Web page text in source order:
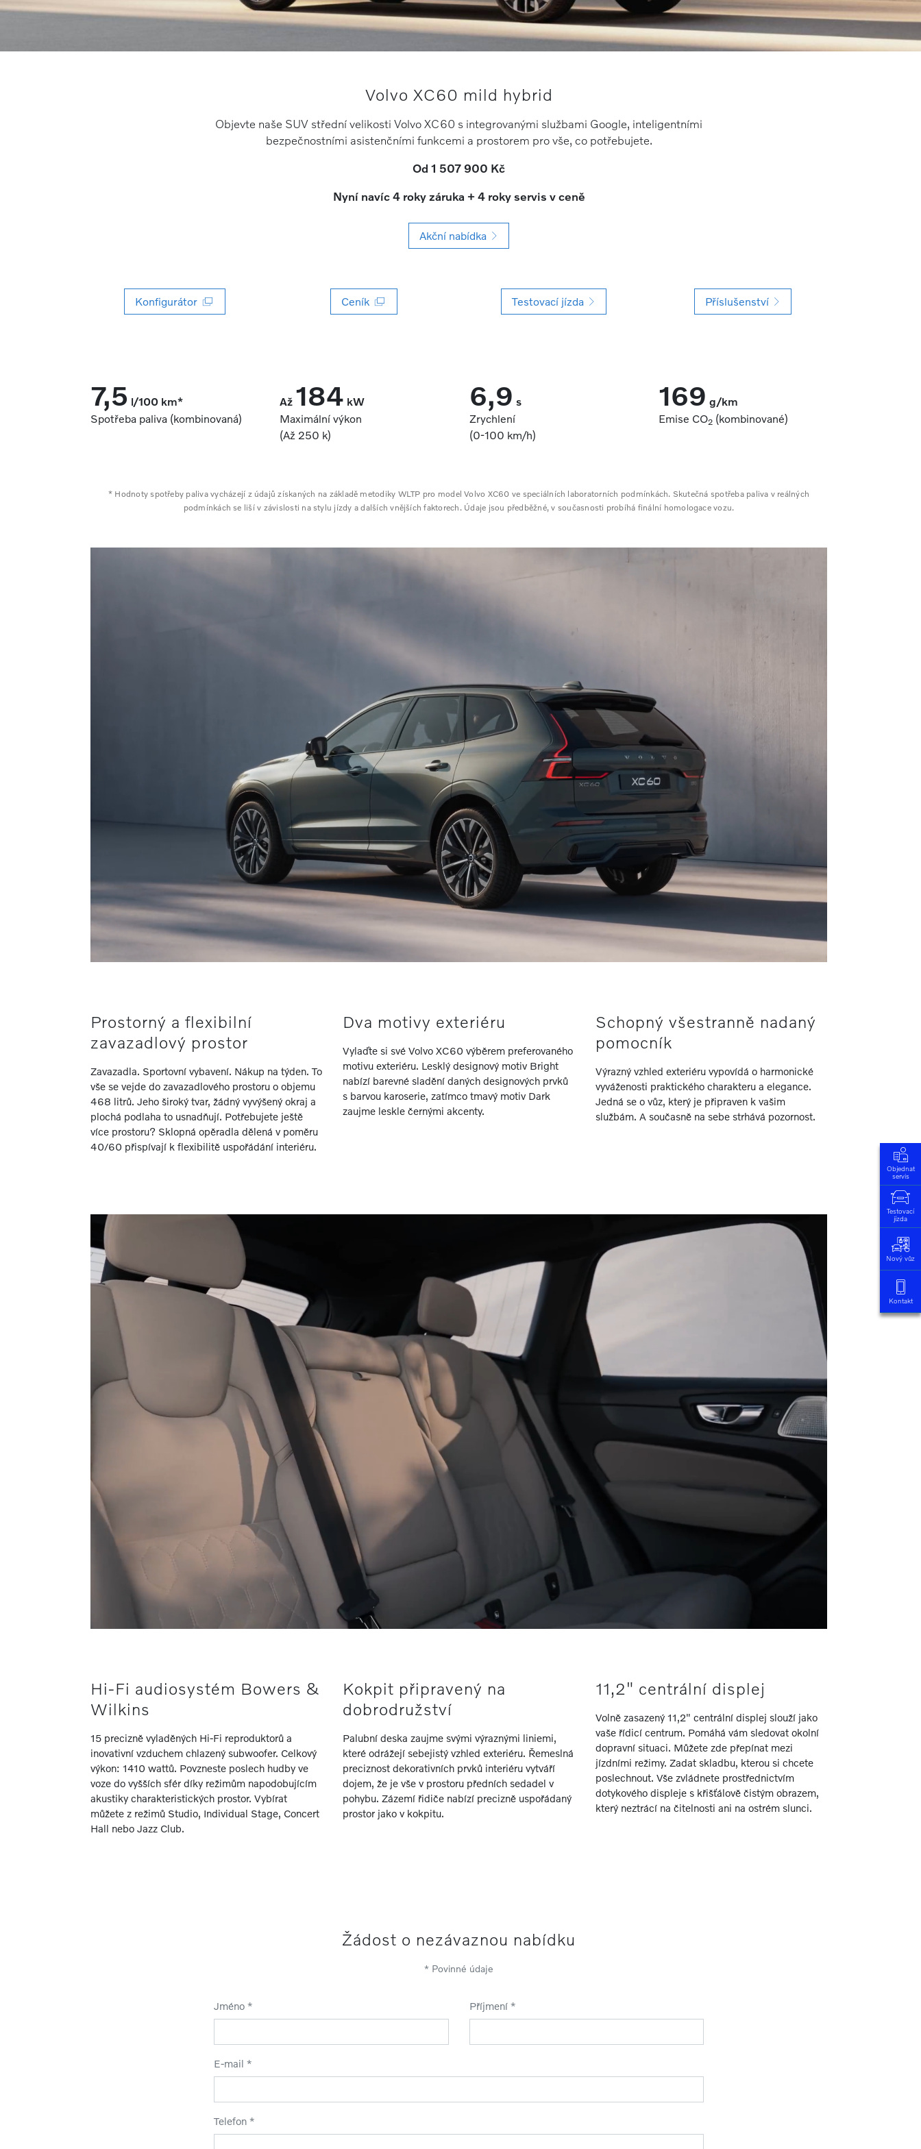
Volvo XC60 mild hybrid
Objevte naše SUV střední velikosti Volvo XC60 s integrovanými službami Google, inteligentními
bezpečnostními asistenčními funkcemi a prostorem pro vše, co potřebujete.
Od 1 507 900 Kč
Nyní navíc 4 roky záruka + 4 roky servis v ceně
Akční nabídka
Konfigurátor Ceník Testovací jízda Příslušenství
7,5 l/100 km*
Spotřeba paliva (kombinovaná)
Až 184 kW
Maximální výkon
(Až 250 k)
6,9 s
Zrychlení
(0‑100 km/h)
169 g/km
Emise CO2(kombinované)
* Hodnoty spotřeby paliva vycházejí z údajů získaných na základě metodiky WLTP pro model Volvo XC60 ve speciálních laboratorních podmínkách. Skutečná spotřeba paliva v reálných
podmínkách se liší v závislosti na stylu jízdy a dalších vnějších faktorech. Údaje jsou předběžné, v současnosti probíhá finální homologace vozu.
Prostorný a flexibilní
zavazadlový prostor
Zavazadla. Sportovní vybavení. Nákup na týden. To
vše se vejde do zavazadlového prostoru o objemu
468 litrů. Jeho široký tvar, žádný vyvýšený okraj a
plochá podlaha to usnadňují. Potřebujete ještě
více prostoru? Sklopná opěradla dělená v poměru
40/60 přispívají k flexibilitě uspořádání interiéru.
Dva motivy exteriéru
Vylaďte si své Volvo XC60 výběrem preferovaného
motivu exteriéru. Lesklý designový motiv Bright
nabízí barevné sladění daných designových prvků
s barvou karoserie, zatímco tmavý motiv Dark
zaujme leskle černými akcenty.
Schopný všestranně nadaný
pomocník
Výrazný vzhled exteriéru vypovídá o harmonické
vyváženosti praktického charakteru a elegance.
Jedná se o vůz, který je připraven k vašim
službám. A současně na sebe strhává pozornost.
Hi-Fi audiosystém Bowers &
Wilkins
15 precizně vyladěných Hi-Fi reproduktorů a
inovativní vzduchem chlazený subwoofer. Celkový
výkon: 1410 wattů. Povzneste poslech hudby ve
voze do vyšších sfér díky režimům napodobujícím
akustiky charakteristických prostor. Vybírat
můžete z režimů Studio, Individual Stage, Concert
Hall nebo Jazz Club.
Kokpit připravený na
dobrodružství
Palubní deska zaujme svými výraznými liniemi,
které odrážejí sebejistý vzhled exteriéru. Řemeslná
preciznost dekorativních prvků interiéru vytváří
dojem, že je vše v prostoru předních sedadel v
pohybu. Zázemí řidiče nabízí precizně uspořádaný
prostor jako v kokpitu.
11,2" centrální displej
Volně zasazený 11,2" centrální displej slouží jako
vaše řídicí centrum. Pomáhá vám sledovat okolní
dopravní situaci. Můžete zde přepínat mezi
jízdními režimy. Zadat skladbu, kterou si chcete
poslechnout. Vše zvládnete prostřednictvím
dotykového displeje s křišťálově čistým obrazem,
který neztrácí na čitelnosti ani na ostrém slunci.
Žádost o nezávaznou nabídku
* Povinné údaje
Jméno * Příjmení *
E-mail *
Telefon *
Objednat
servis
Testovací
jízda
Nový vůz
Kontakt